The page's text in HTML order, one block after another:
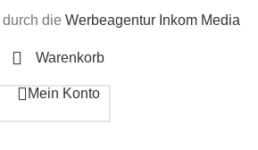
durch dieWerbeagentur Inkom Media
Warenkorb
Mein Konto